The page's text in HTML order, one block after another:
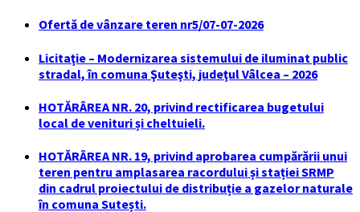
Ofertă de vânzare teren nr5/07-07-2026
Licitaţie – Modernizarea sistemului de iluminat public
stradal, în comuna Şuteşti, judeţul Vâlcea – 2026
HOTĂRÂREA NR. 20, privind rectificarea bugetului
local de venituri și cheltuieli.
HOTĂRÂREA NR. 19, privind aprobarea cumpărării unui
teren pentru amplasarea racordului și stației SRMP
din cadrul proiectului de distribuție a gazelor naturale
în comuna Sutești.